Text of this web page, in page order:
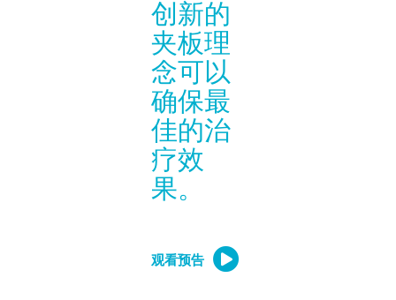
创新的
夹板理
念可以
确保最
佳的治
疗效
果。
观看预告